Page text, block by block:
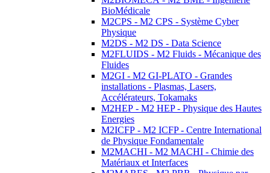
BioMédicale
M2CPS - M2 CPS - Système Cyber
Physique
M2DS - M2 DS - Data Science
M2FLUIDS - M2 Fluids - Mécanique des
Fluides
M2GI - M2 GI-PLATO - Grandes
installations - Plasmas, Lasers,
Accélérateurs, Tokamaks
M2HEP - M2 HEP - Physique des Hautes
Energies
M2ICFP - M2 ICFP - Centre International
de Physique Fondamentale
M2MACHI - M2 MACHI - Chimie des
Matériaux et Interfaces